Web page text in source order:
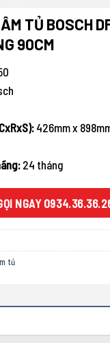
TỦ BOSCH
90CM
426mm x
24 tháng
NGAY
tủ